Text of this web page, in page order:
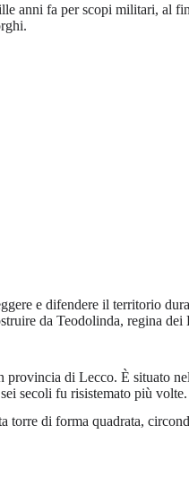
anni fa per scopi militari, al
e difendere il territorio
da Teodolinda, regina dei
provincia di Lecco. È situato
secoli fu risistemato più volte.
torre di forma quadrata,